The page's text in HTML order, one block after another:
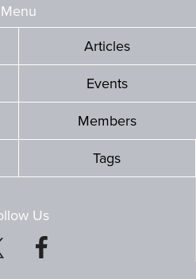
Menu
Articles
Events
Members
Tags
Us